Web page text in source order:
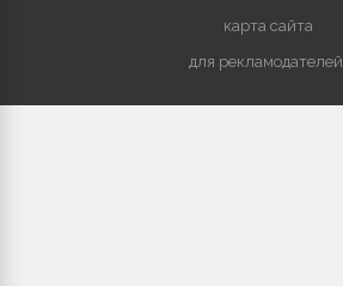
карта сайта
для рекламодателей